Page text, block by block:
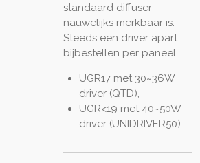
standaard diffuser
nauwelijks merkbaar is.
Steeds een driver apart
bijbestellen per paneel.
UGR17 met 30~36W
driver (QTD),
UGR<19 met 40~50W
driver (UNIDRIVER50).